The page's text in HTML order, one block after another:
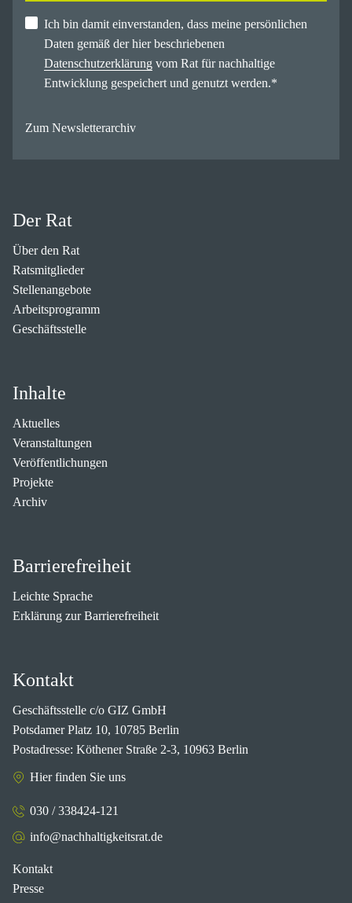
Ich bin damit einverstanden, dass meine persönlichen
Daten gemäß der hier beschriebenen
Datenschutzerklärung vom Rat für nachhaltige
Entwicklung gespeichert und genutzt werden.*
Zum Newsletterarchiv
Der Rat
Über den Rat
Ratsmitglieder
Stellenangebote
Arbeitsprogramm
Geschäftsstelle
Inhalte
Aktuelles
Veranstaltungen
Veröffentlichungen
Projekte
Archiv
Barrierefreiheit
Leichte Sprache
Erklärung zur Barrierefreiheit
Kontakt
Geschäftsstelle c/o GIZ GmbH
Potsdamer Platz 10, 10785 Berlin
Postadresse: Köthener Straße 2-3, 10963 Berlin
Hier finden Sie uns
030 / 338424-121
info@nachhaltigkeitsrat.de
Kontakt
Presse